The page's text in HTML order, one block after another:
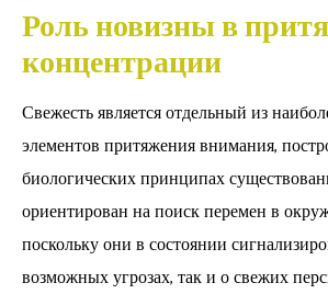
Роль новизны в
концентрации
Свежесть является отдельный из
элементов притяжения внимания,
биологических принципах
ориентирован на поиск перемен в
поскольку они в состоянии
возможных угрозах, так и о свежих